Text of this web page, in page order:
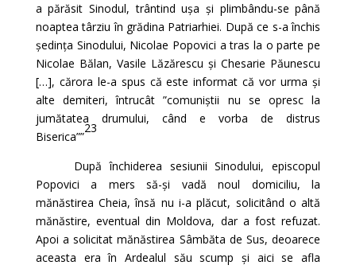
a părăsit Sinodul, trântind ușa și plimbându-se până
noaptea târziu în grădina Patriarhiei. După ce s-a închis
ședința Sinodului, Nicolae Popovici a tras la o parte pe
Nicolae Bălan, Vasile Lăzărescu și Chesarie Păunescu
[…], cărora le-a spus că este informat că vor urma și
alte demiteri, întrucât ”comuniștii nu se opresc la
jumătatea drumului, când e vorba de distrus
Biserica””
23
După închiderea sesiunii Sinodului, episcopul
Popovici a mers să-și vadă noul domiciliu, la
mănăstirea Cheia, însă nu i-a plăcut, solicitând o altă
mănăstire, eventual din Moldova, dar a fost refuzat.
Apoi a solicitat mănăstirea Sâmbăta de Sus, deoarece
aceasta era în Ardealul său scump și aici se afla